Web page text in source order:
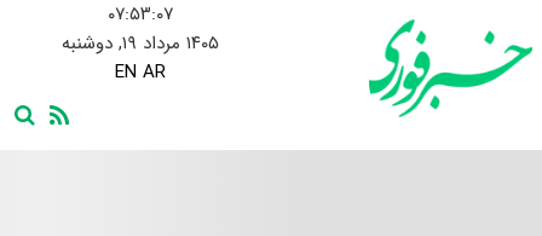
۰۷:۵۳:۰۸
۱۴۰۵ مرداد ۱۹, دوشنبه
EN AR